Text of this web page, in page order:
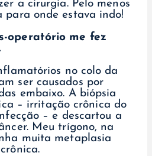
a cirurgia. Pelo menos
para onde estava indo!
operatório me fez
no colo da
ser causados por
embaixo. A biópsia
– irritação crônica do
– e descartou a
Meu trígono, na
muita metaplasia